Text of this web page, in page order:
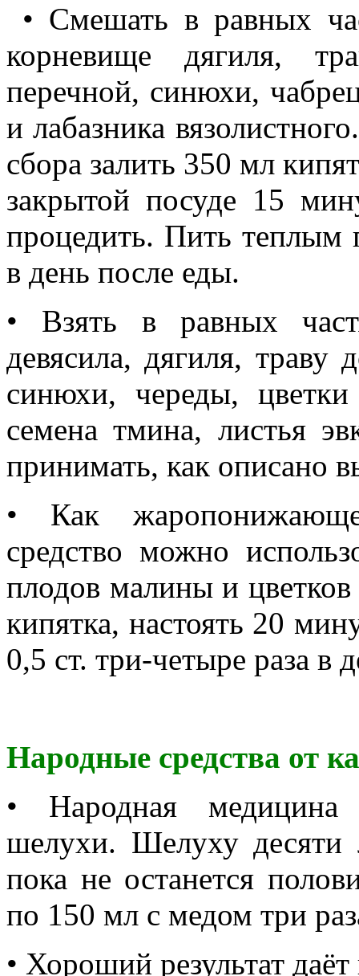
• Смешать в равных
корневище дягиля,
перечной, синюхи,
и лабазника
сбора залить 350 мл
закрытой посуде 15
процедить. Пить теплым
в день после еды.
• Взять в равных
девясила, дягиля, траву
синюхи, череды,
семена тмина, листья
принимать, как описано
• Как
средство можно
плодов малины и
кипятка, настоять 20
0,5 ст. три-четыре раза в
Народные средства от
• Народная медицина
шелухи. Шелуху десяти
пока не останется
по 150 мл с медом три
• Хороший результат